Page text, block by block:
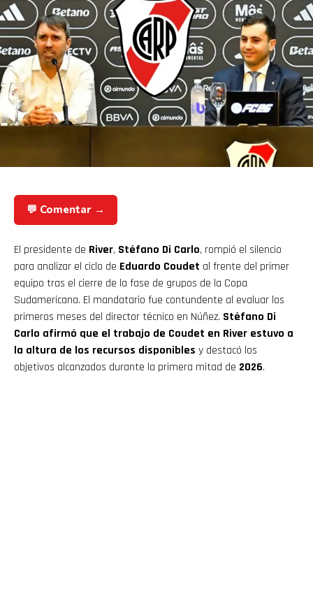
💬 Comentar →
El presidente de River, Stéfano Di Carlo, rompió el silencio
para analizar el ciclo de Eduardo Coudet al frente del primer
equipo tras el cierre de la fase de grupos de la Copa
Sudamericana. El mandatario fue contundente al evaluar los
primeros meses del director técnico en Núñez. Stéfano Di
Carlo afirmó que el trabajo de Coudet en River estuvo a
la altura de los recursos disponibles y destacó los
objetivos alcanzados durante la primera mitad de 2026.